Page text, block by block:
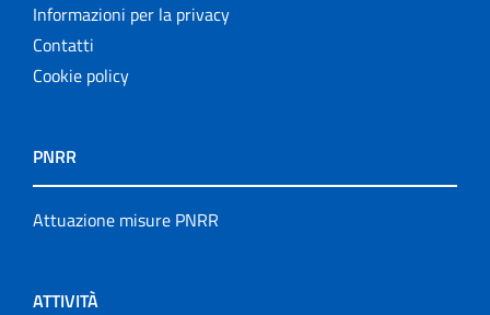
Informazioni per la privacy
Contatti
Cookie policy
PNRR
Attuazione misure PNRR
ATTIVITÀ